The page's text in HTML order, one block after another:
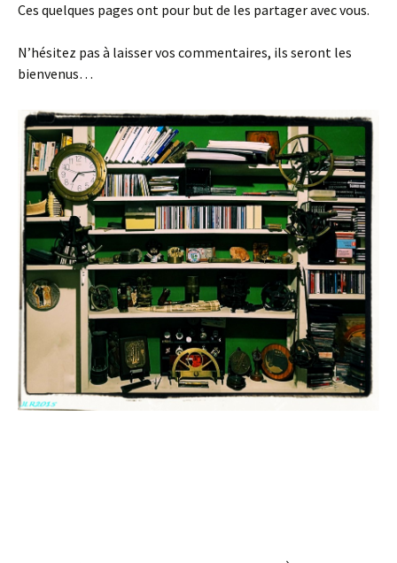
Ces quelques pages ont pour but de les partager avec vous.
N’hésitez pas à laisser vos commentaires, ils seront les
bienvenus…